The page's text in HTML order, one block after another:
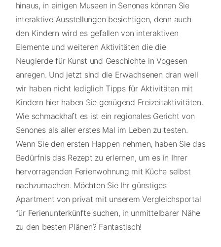
hinaus, in einigen Museen in Senones können Sie
interaktive Ausstellungen besichtigen, denn auch
den Kindern wird es gefallen von interaktiven
Elemente und weiteren Aktivitäten die die
Neugierde für Kunst und Geschichte in Vogesen
anregen. Und jetzt sind die Erwachsenen dran weil
wir haben nicht lediglich Tipps für Aktivitäten mit
Kindern hier haben Sie genügend Freizeitaktivitäten.
Wie schmackhaft es ist ein regionales Gericht von
Senones als aller erstes Mal im Leben zu testen.
Wenn Sie den ersten Happen nehmen, haben Sie das
Bedürfnis das Rezept zu erlernen, um es in Ihrer
hervorragenden Ferienwohnung mit Küche selbst
nachzumachen. Möchten Sie Ihr günstiges
Apartment von privat mit unserem Vergleichsportal
für Ferienunterkünfte suchen, in unmittelbarer Nähe
zu den besten Plänen? Fantastisch!